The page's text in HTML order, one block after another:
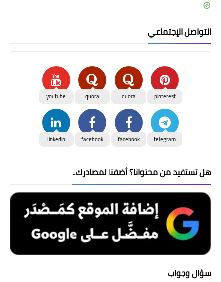
التواصل الإجتماعي
pinterest
quora
quora
youtube
telegram
facebook
facebook
linkedin
هل تستفيد من محتوانا؟ أضفنا لمصادرك..
سؤال وجواب